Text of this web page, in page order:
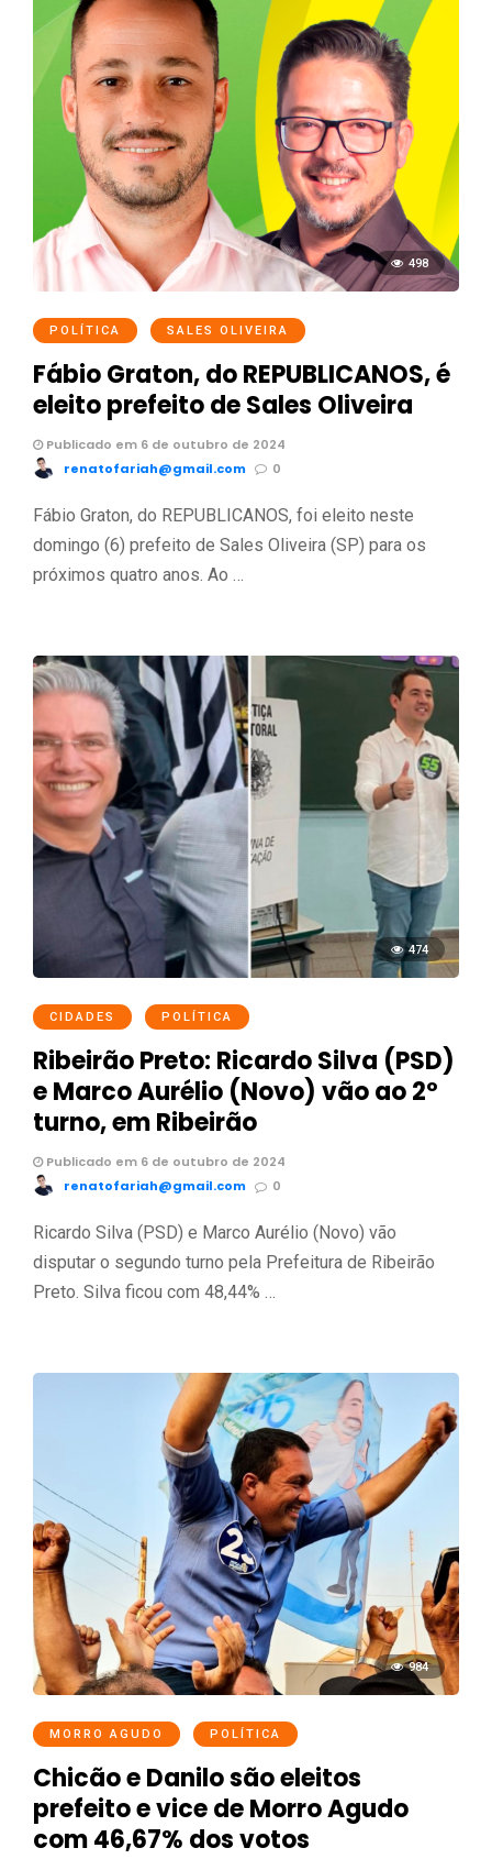
498
POLÍTICA SALES OLIVEIRA
Fábio Graton, do REPUBLICANOS, é
eleito prefeito de Sales Oliveira
Publicado em 6 de outubro de 2024
renatofariah@gmail.com
0
Fábio Graton, do REPUBLICANOS, foi eleito neste
domingo (6) prefeito de Sales Oliveira (SP) para os
próximos quatro anos. Ao …
474
CIDADES POLÍTICA
Ribeirão Preto: Ricardo Silva (PSD)
e Marco Aurélio (Novo) vão ao 2º
turno, em Ribeirão
Publicado em 6 de outubro de 2024
renatofariah@gmail.com
0
Ricardo Silva (PSD) e Marco Aurélio (Novo) vão
disputar o segundo turno pela Prefeitura de Ribeirão
Preto. Silva ficou com 48,44% …
984
MORRO AGUDO POLÍTICA
Chicão e Danilo são eleitos
prefeito e vice de Morro Agudo
com 46,67% dos votos